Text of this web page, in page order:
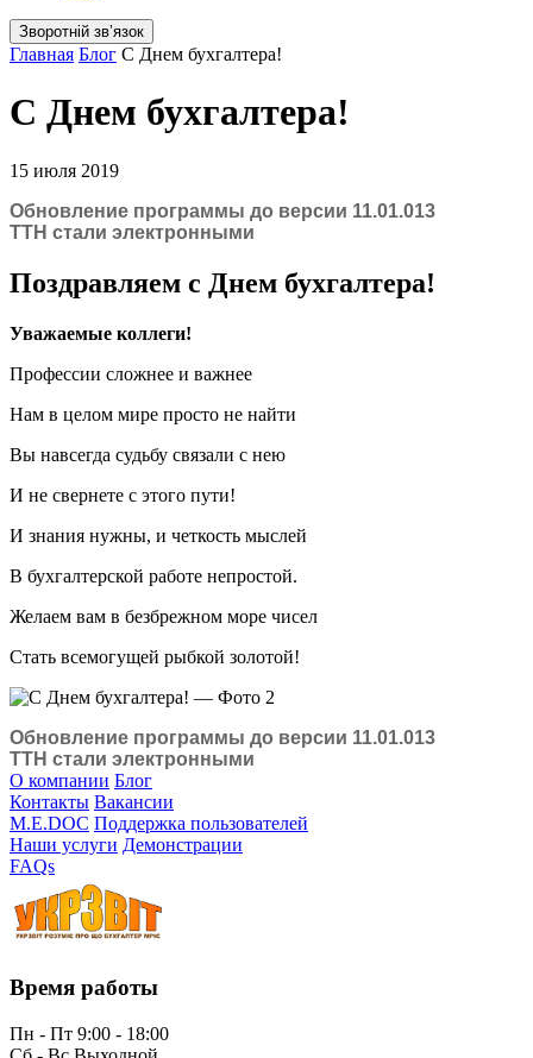
Зворотній звʼязок
Главная Блог С Днем бухгалтера!
С Днем бухгалтера!
15 июля 2019
Обновление программы до версии 11.01.013
ТТН стали электронными
Поздравляем с Днем бухгалтера!
Уважаемые коллеги!
Профессии сложнее и важнее
Нам в целом мире просто не найти
Вы навсегда судьбу связали с нею
И не свернете с этого пути!
И знания нужны, и четкость мыслей
В бухгалтерской работе непростой.
Желаем вам в безбрежном море чисел
Стать всемогущей рыбкой золотой!
Обновление программы до версии 11.01.013
ТТН стали электронными
О компании Блог
Контакты Вакансии
M.E.DOC Поддержка пользователей
Наши услуги Демонстрации
FAQs
Время работы
Пн - Пт 9:00 - 18:00